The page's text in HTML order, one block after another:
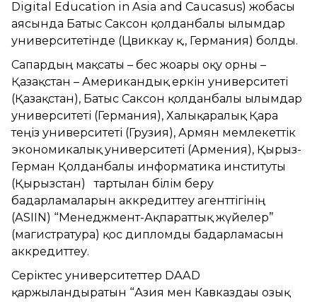
Digital Education in Asia and Caucasus) жобасы
аясында Батыс Cаксон қолданбалы ғылымдар
университетінде (Цвиккау қ., Германия) болды.
Сапардың мақсаты – бес жоғары оқу орны –
Қазақстан – Американдық еркін университеті
(Қазақстан), Батыс Саксон қолданбалы ғылымдар
университеті (Германия), Халықаралық Қара
теңіз университеті (Грузия), Армян мемлекеттік
экономикалық университеті (Армения), Қырғыз-
Герман Қолданбалы информатика институты
(Қырғызстан) тартылған білім беру
бағдарламаларын аккредиттеу агенттігінің
(ASIIN) “Менеджмент-Ақпараттық жүйелер”
(магистратура) қос дипломды бағдарламасын
аккредиттеу.
Серіктес университеттер DAAD
қаржыландыратын “Азия мен Кавказдағы озық